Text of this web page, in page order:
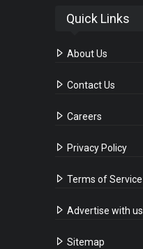
Quick Links
About Us
Contact Us
Careers
Privacy Policy
Terms of Service
Advertise with us
Sitemap